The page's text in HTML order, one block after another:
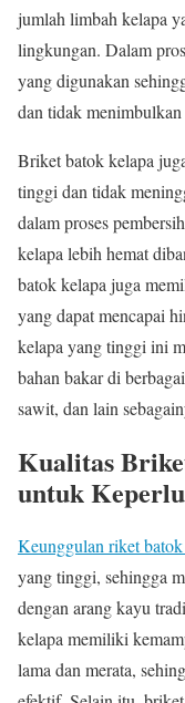
jumlah limbah kelapa
lingkungan. Dalam
yang digunakan
dan tidak
Briket batok kelapa
tinggi dan tidak
dalam proses
kelapa lebih hemat
batok kelapa juga
yang dapat mencapai
kelapa yang tinggi ini
bahan bakar di
sawit, dan lain
Kualitas
untuk
Keunggulan riket
yang tinggi, sehingga
dengan arang kayu
kelapa memiliki
lama dan merata,